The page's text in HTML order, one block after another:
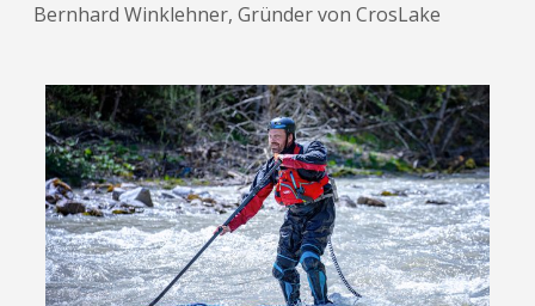
Bernhard Winklehner, Gründer von CrosLake